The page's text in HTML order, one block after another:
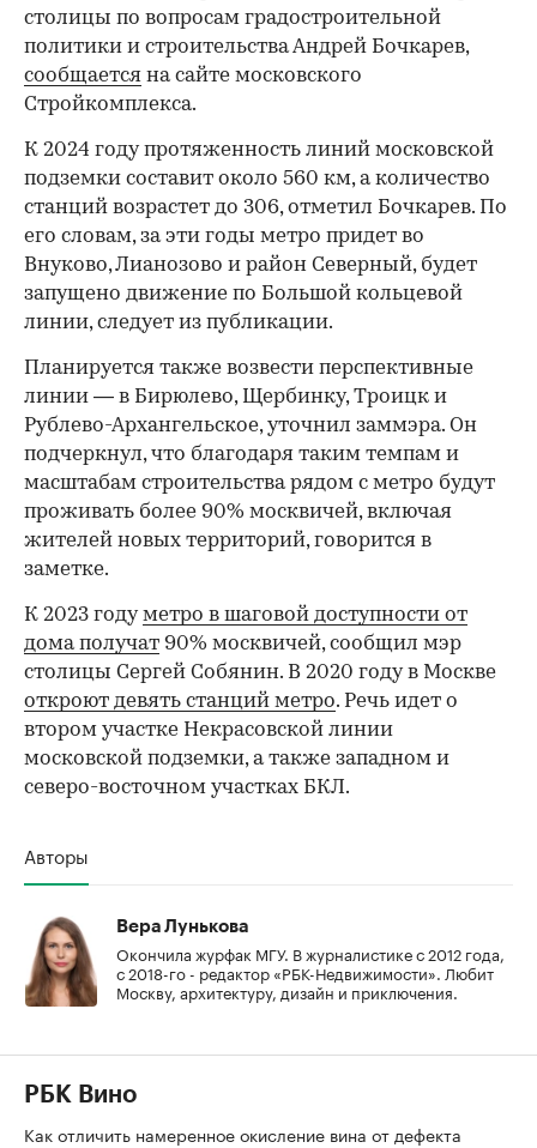
столицы по вопросам градостроительной
политики и строительства Андрей Бочкарев,
сообщается на сайте московского
Стройкомплекса.
К 2024 году протяженность линий московской
подземки составит около 560 км, а количество
станций возрастет до 306, отметил Бочкарев. По
его словам, за эти годы метро придет во
Внуково, Лианозово и район Северный, будет
запущено движение по Большой кольцевой
линии, следует из публикации.
Планируется также возвести перспективные
линии — в Бирюлево, Щербинку, Троицк и
Рублево-Архангельское, уточнил заммэра. Он
подчеркнул, что благодаря таким темпам и
масштабам строительства рядом с метро будут
проживать более 90% москвичей, включая
жителей новых территорий, говорится в
заметке.
К 2023 годуметро в шаговой доступности от
дома получат 90% москвичей, сообщил мэр
столицы Сергей Собянин. В 2020 году в Москве
откроют девять станций метро. Речь идет о
втором участке Некрасовской линии
московской подземки, а также западном и
северо-восточном участках БКЛ.
Авторы
Вера Лунькова
Окончила журфак МГУ. В журналистике с 2012 года,
с 2018-го - редактор «РБК-Недвижимости». Любит
Москву, архитектуру, дизайн и приключения.
РБК Вино
Как отличить намеренное окисление вина от дефекта